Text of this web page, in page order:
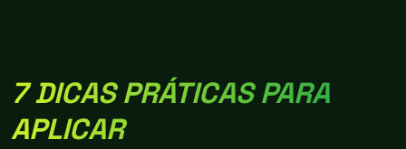
7 DICAS PRÁTICAS PARA
APLICAR